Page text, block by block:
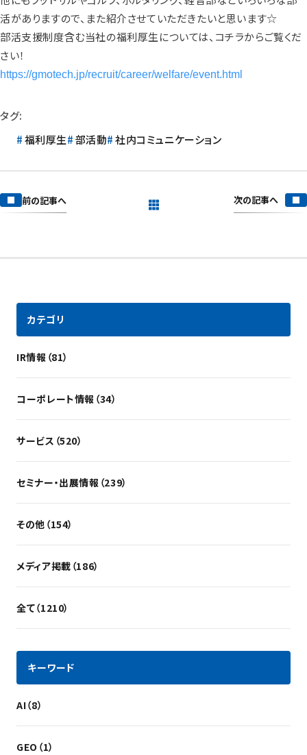
活がありますので、また紹介させていただきたいと思います☆
部活支援制度含む当社の福利厚生については、コチラからご覧くだ
さい！
https://gmotech.jp/recruit/career/welfare/event.html
タグ:
福利厚生
部活動 社内コミュニケーション
前の記事へ 次の記事へ
カテゴリ
IR情報（81）
コーポレート情報（34）
サービス（520）
セミナー・出展情報（239）
その他（154）
メディア掲載（186）
全て（1210）
キーワード
AI（8）
GEO（1）